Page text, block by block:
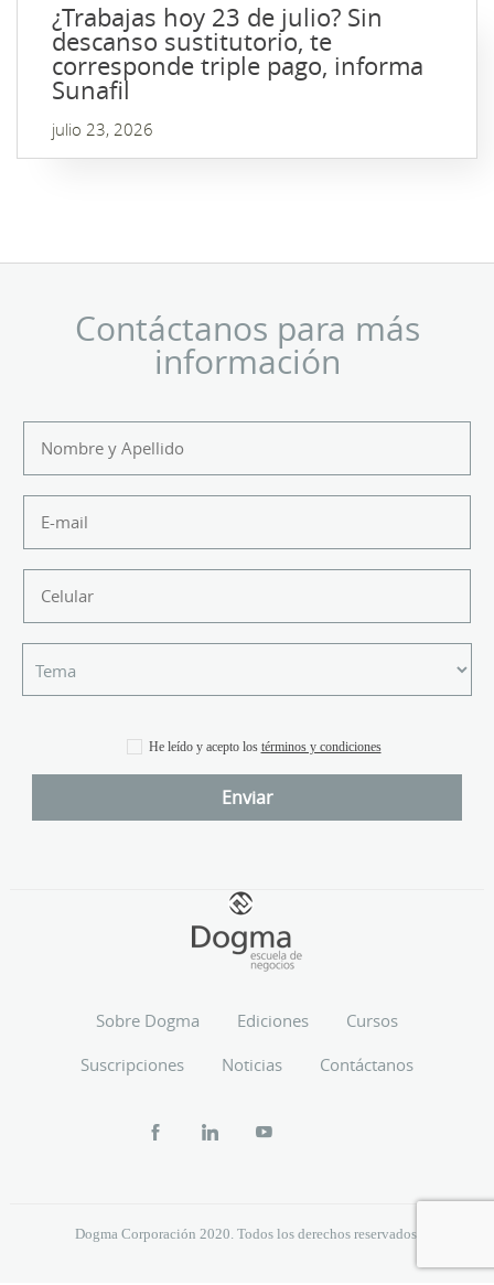
¿Trabajas hoy 23 de julio? Sin
descanso sustitutorio, te
corresponde triple pago, informa
Sunafil
julio 23, 2026
Contáctanos para más
información
He leído y acepto los términos y condiciones
Sobre Dogma Ediciones
Cursos
Suscripciones
Noticias Contáctanos
Dogma Corporación 2020. Todos los derechos reservados.